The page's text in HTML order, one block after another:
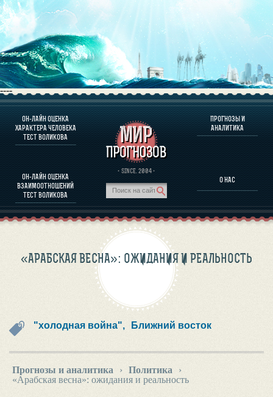
----
ОН-ЛАЙН ОЦЕНКА
ХАРАКТЕРА ЧЕЛОВЕКА
ТЕСТ ВОЛИКОВА
ОН-ЛАЙН ОЦЕНКА
ВЗАИМООТНОШЕНИЙ
ТЕСТ ВОЛИКОВА
· SINCE. 2004 ·
ПРОГНОЗЫ И
АНАЛИТИКА
О НАС
О ПРОГРАММЕ
ОЦЕНКА ХАРАКТЕРA ЧЕЛОВЕКА
ОЦЕНКА ХАРАКТЕРА ВЫДАЮЩИХСЯ ЛИЧНОСТЕЙ
О ПРОГРАММЕ
ПРОГНОЗЫ И АНАЛИТИКА
«АРАБСКАЯ ВЕСНА»: ОЖИДАНИЯ И РЕАЛЬНОСТЬ
"холодная война", Ближний восток
Прогнозы и аналитика › Политика
›
«Арабская весна»: ожидания и реальность